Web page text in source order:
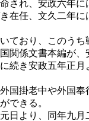
れ、安政六年
任、文久二年
おり、このう
関係文書本編が
き安政五年正
掛老中や外国
できる。
より、同年九